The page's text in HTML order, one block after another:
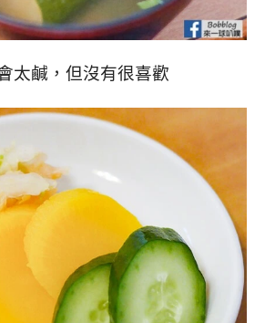
太鹹，但沒有很喜歡